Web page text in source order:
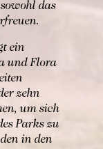
das
ein
und Flora
zehn
um sich
Parks zu
in den